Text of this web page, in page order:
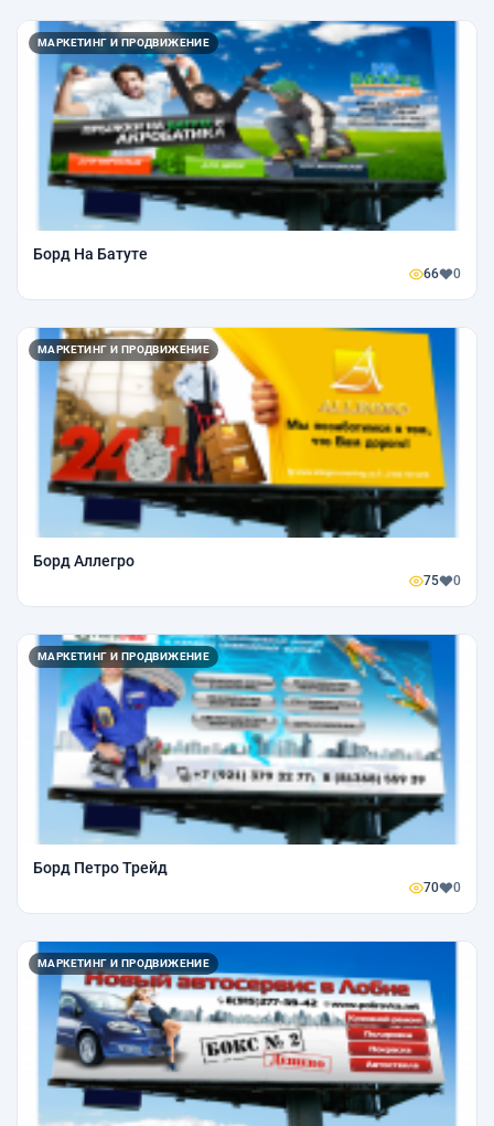
МАРКЕТИНГ И ПРОДВИЖЕНИЕ
Борд На Батуте
66 0
МАРКЕТИНГ И ПРОДВИЖЕНИЕ
Борд Аллегро
75 0
МАРКЕТИНГ И ПРОДВИЖЕНИЕ
Борд Петро Трейд
70 0
МАРКЕТИНГ И ПРОДВИЖЕНИЕ